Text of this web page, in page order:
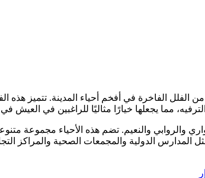
الفلل الفاخرة في أفخم أحياء المدينة. تتميز هذه
مما يجعلها خيارًا مثاليًا للراغبين في العيش
والروابي والنعيم. تضم هذه الأحياء مجموعة
المدارس الدولية والمجمعات الصحية والمراكز